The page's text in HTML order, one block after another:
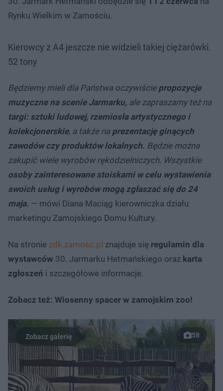
Rynku Wielkim w Zamościu.
Kierowcy z A4 jeszcze nie widzieli takiej ciężarówki.
52 tony
Będziemy mieli dla Państwa oczywiście propozycje
muzyczne na scenie Jarmarku, ale zapraszamy też na
targi: sztuki ludowej, rzemiosła artystycznego i
kolekcjonerskie, a także na prezentację ginących
zawodów czy produktów lokalnych. Będzie można
zakupić wiele wyrobów rękodzielniczych. Wszystkie
osoby zainteresowane stoiskami w celu wystawienia
swoich usług i wyrobów mogą zgłaszać się do 24
maja. — mówi Diana Maciąg kierowniczka działu
marketingu Zamojskiego Domu Kultury.
Na stronie zdk.zamosc.pl znajduje się regulamin dla
wystawców 30. Jarmarku Hetmańskiego oraz karta
zgłoszeń i szczegółowe informacje.
Zobacz też: Wiosenny spacer w zamojskim zoo!
58